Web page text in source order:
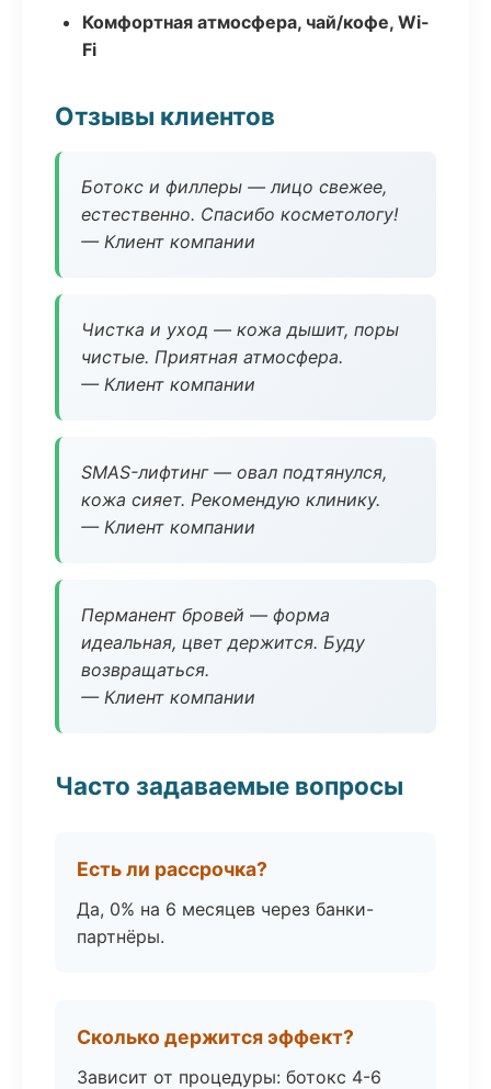
Комфортная атмосфера, чай/кофе, Wi-
Fi
Отзывы клиентов
Ботокс и филлеры — лицо свежее,
естественно. Спасибо косметологу!
— Клиент компании
Чистка и уход — кожа дышит, поры
чистые. Приятная атмосфера.
— Клиент компании
SMAS-лифтинг — овал подтянулся,
кожа сияет. Рекомендую клинику.
— Клиент компании
Перманент бровей — форма
идеальная, цвет держится. Буду
возвращаться.
— Клиент компании
Часто задаваемые вопросы
Есть ли рассрочка?
Да, 0% на 6 месяцев через банки-
партнёры.
Сколько держится эффект?
Зависит от процедуры: ботокс 4-6